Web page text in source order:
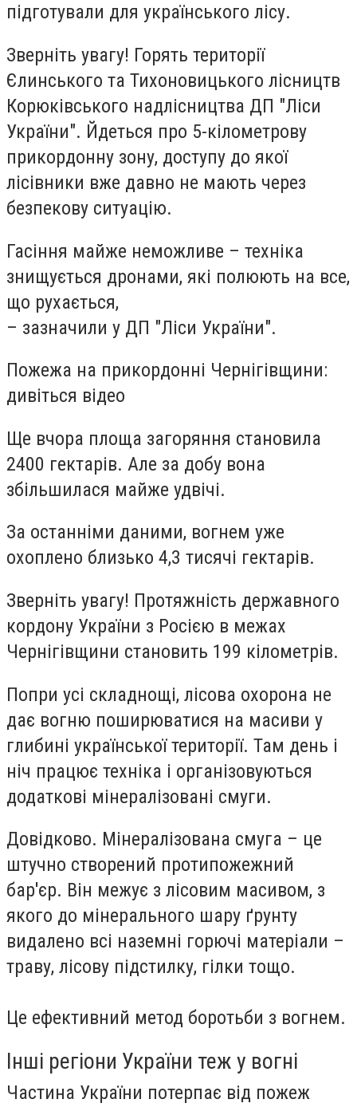
підготували для українського лісу.
Зверніть увагу! Горять території
Єлинського та Тихоновицького лісництв
Корюківського надлісництва ДП "Ліси
України". Йдеться про 5-кілометрову
прикордонну зону, доступу до якої
лісівники вже давно не мають через
безпекову ситуацію.
Гасіння майже неможливе – техніка
знищується дронами, які полюють на все,
що рухається,
– зазначили у ДП "Ліси України".
Пожежа на прикордонні Чернігівщини:
дивіться відео
Ще вчора площа загоряння становила
2400 гектарів. Але за добу вона
збільшилася майже удвічі.
За останніми даними, вогнем уже
охоплено близько 4,3 тисячі гектарів.
Зверніть увагу! Протяжність державного
кордону України з Росією в межах
Чернігівщини становить 199 кілометрів.
Попри усі складнощі, лісова охорона не
дає вогню поширюватися на масиви у
глибині української території. Там день і
ніч працює техніка і організовуються
додаткові мінералізовані смуги.
Довідково. Мінералізована смуга – це
штучно створений протипожежний
бар'єр. Він межує з лісовим масивом, з
якого до мінерального шару ґрунту
видалено всі наземні горючі матеріали –
траву, лісову підстилку, гілки тощо.
Це ефективний метод боротьби з вогнем.
Інші регіони України теж у вогні
Частина України потерпає від пожеж